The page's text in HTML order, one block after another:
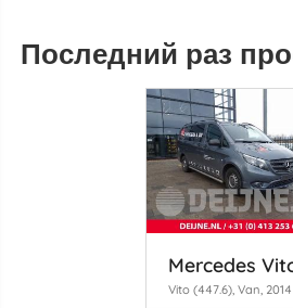
Последний раз
Mercedes